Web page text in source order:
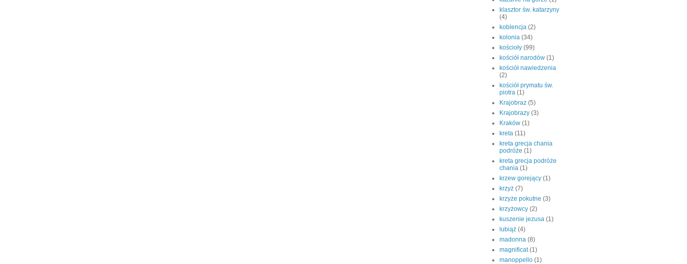
klasztor św. katarzyny
(4)
koblencja (2)
kolonia (34)
kościoły (99)
kościół narodów (1)
kościół nawiedzenia
(2)
kościół prymatu św.
piotra (1)
Krajobraz (5)
Krajobrazy (3)
Kraków (1)
kreta (11)
kreta grecja chania
podróże (1)
kreta grecja podróże
chania (1)
krzew gorejący (1)
krzyż (7)
krzyże pokutne (3)
krzyżowcy (2)
kuszenie jezusa (1)
lubiąż (4)
madonna (8)
magnificat (1)
manoppello (1)